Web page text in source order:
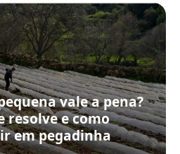
vale a pena?
resolve e como
em pegadinha